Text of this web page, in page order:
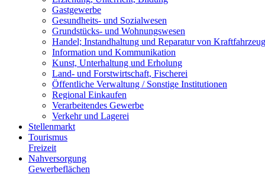
Gastgewerbe
Gesundheits- und Sozialwesen
Grundstücks- und Wohnungswesen
Handel; Instandhaltung und Reparatur von
Information und Kommunikation
Kunst, Unterhaltung und Erholung
Land- und Forstwirtschaft, Fischerei
Öffentliche Verwaltung / Sonstige Institutionen
Regional Einkaufen
Verarbeitendes Gewerbe
Verkehr und Lagerei
Stellenmarkt
Tourismus
Freizeit
Nahversorgung
Gewerbeflächen